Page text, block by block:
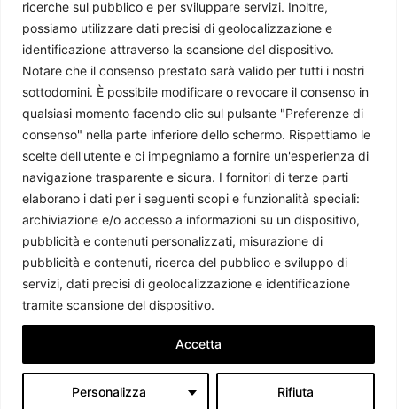
ricerche sul pubblico e per sviluppare servizi. Inoltre,
possiamo utilizzare dati precisi di geolocalizzazione e
identificazione attraverso la scansione del dispositivo.
Notare che il consenso prestato sarà valido per tutti i nostri
sottodomini. È possibile modificare o revocare il consenso in
qualsiasi momento facendo clic sul pulsante "Preferenze di
consenso" nella parte inferiore dello schermo. Rispettiamo le
scelte dell'utente e ci impegniamo a fornire un'esperienza di
navigazione trasparente e sicura. I fornitori di terze parti
elaborano i dati per i seguenti scopi e funzionalità speciali:
archiviazione e/o accesso a informazioni su un dispositivo,
pubblicità e contenuti personalizzati, misurazione di
pubblicità e contenuti, ricerca del pubblico e sviluppo di
servizi, dati precisi di geolocalizzazione e identificazione
tramite scansione del dispositivo.
Personalizza Rifiuta
Accetta
Giappone: Abe batte il tifone (e gli avversari)
Simone Pelizza